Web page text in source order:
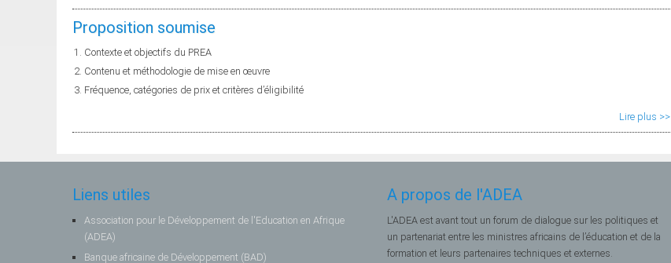
Proposition soumise
Contexte et objectifs du PREA
Contenu et méthodologie de mise en œuvre
Fréquence, catégories de prix et critères d’éligibilité
Lire plus >>
Liens utiles
Association pour le Développement de l'Education en Afrique
(ADEA)
Banque africaine de Développement (BAD)
A propos de l'ADEA
L'ADEA est avant tout un forum de dialogue sur les politiques et
un partenariat entre les ministres africains de l’éducation et de la
formation et leurs partenaires techniques et externes.